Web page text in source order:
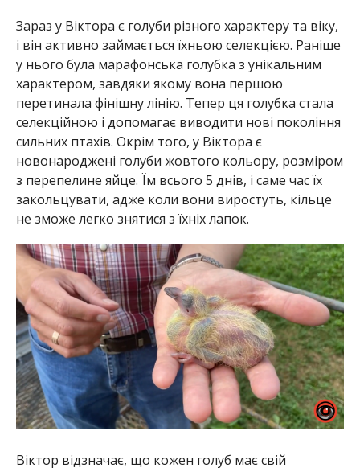
Зараз у Віктора є голуби різного характеру та віку,
і він активно займається їхньою селекцією. Раніше
у нього була марафонська голубка з унікальним
характером, завдяки якому вона першою
перетинала фінішну лінію. Тепер ця голубка стала
селекційною і допомагає виводити нові покоління
сильних птахів. Окрім того, у Віктора є
новонароджені голуби жовтого кольору, розміром
з перепелине яйце. Їм всього 5 днів, і саме час їх
закольцувати, адже коли вони виростуть, кільце
не зможе легко знятися з їхніх лапок.
Віктор відзначає, що кожен голуб має свій